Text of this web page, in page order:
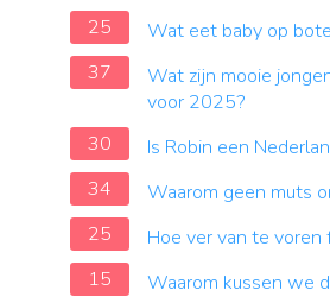
25
Wat eet baby op
37
Wat zijn mooie
voor 2025?
30
Is Robin een
34
Waarom geen muts
25
Hoe ver van te voren
15
Waarom kussen we